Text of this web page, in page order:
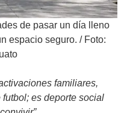
de pasar un día lleno
espacio seguro. / Foto:
familiares,
es deporte social